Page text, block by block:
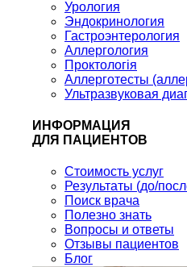
Урология
Эндокринология
Гастроэнтерология
Аллергология
Проктологія
Аллерготесты
Ультразвуковая
ИНФОРМАЦИЯ
ДЛЯ ПАЦИЕНТОВ
Стоимость услуг
Результаты (до/
Поиск врача
Полезно знать
Вопросы и ответы
Отзывы пациентов
Блог